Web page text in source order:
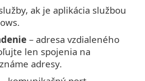
ak je aplikácia službou
– adresa vzdialeného
len spojenia na
adresy.